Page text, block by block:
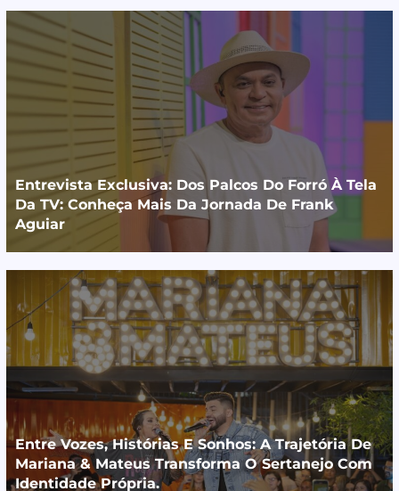
Entrevista Exclusiva: Dos Palcos Do Forró À Tela
Da TV: Conheça Mais Da Jornada De Frank
Aguiar
Entre Vozes, Histórias E Sonhos: A Trajetória De
Mariana & Mateus Transforma O Sertanejo Com
Identidade Própria.